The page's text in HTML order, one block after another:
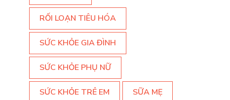
RỐI LOẠN TIÊU HÓA
SỨC KHỎE GIA ĐÌNH
SỨC KHỎE PHỤ NỮ
SỨC KHỎE TRẺ EM SỮA MẸ